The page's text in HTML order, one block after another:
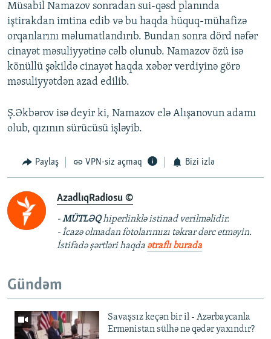
Müsabil Namazov sonradan sui-qəsd planında
iştirakdan imtina edib və bu haqda hüquq-mühafizə
orqanlarını məlumatlandırıb. Bundan sonra dörd nəfər
cinayət məsuliyyətinə cəlb olunub. Namazov özü isə
könüllü şəkildə cinayət haqda xəbər verdiyinə görə
məsuliyyətdən azad edilib.
Ş.Əkbərov isə deyir ki, Namazov elə Alışanovun adamı
olub, qızının sürücüsü işləyib.
Paylaş VPN-siz açmaq Bizi izlə
AzadlıqRadiosu ©
-MÜTLƏQhiperlinklə istinad verilməlidir.
- İcazə olmadan fotolarımızı təkrar dərc etməyin.
İstifadə şərtləri haqda ətraflı burada
Gündəm
Savaşsız keçən bir il - Azərbaycanla
Ermənistan sülhə nə qədər yaxındır?